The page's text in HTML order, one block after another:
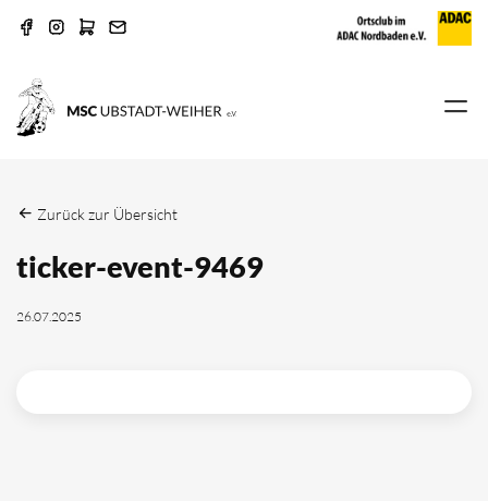
Zurück zur Übersicht
ticker-event-9469
26.07.2025